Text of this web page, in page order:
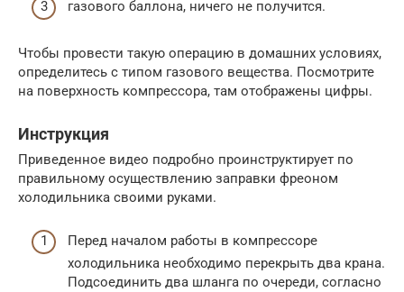
газового баллона, ничего не получится.
Чтобы провести такую операцию в домашних условиях,
определитесь с типом газового вещества. Посмотрите
на поверхность компрессора, там отображены цифры.
Инструкция
Приведенное видео подробно проинструктирует по
правильному осуществлению заправки фреоном
холодильника своими руками.
Перед началом работы в компрессоре
холодильника необходимо перекрыть два крана.
Подсоединить два шланга по очереди, согласно